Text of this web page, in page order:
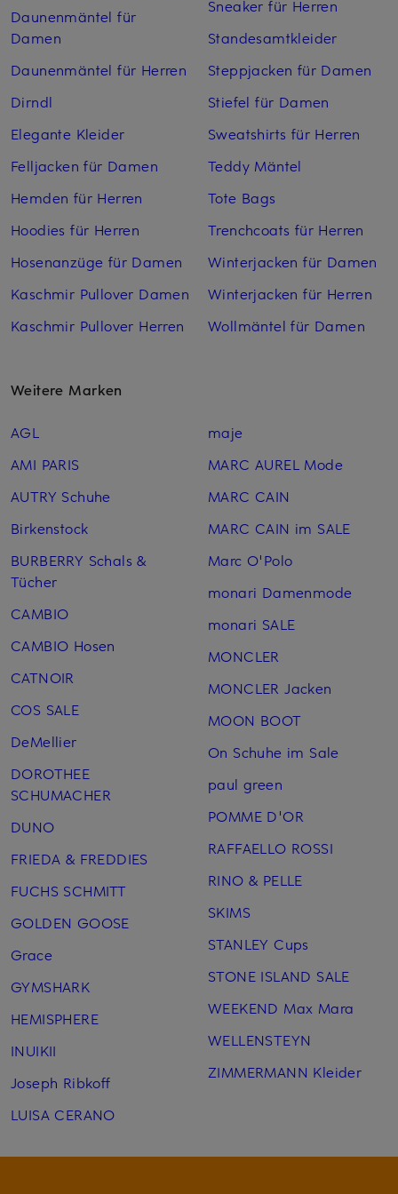
Daunenmäntel für
Damen
Daunenmäntel für Herren
Dirndl
Elegante Kleider
Felljacken für Damen
Hemden für Herren
Hoodies für Herren
Hosenanzüge für Damen
Kaschmir Pullover Damen
Kaschmir Pullover Herren
Sneaker für Herren
Standesamtkleider
Steppjacken für Damen
Stiefel für Damen
Sweatshirts für Herren
Teddy Mäntel
Tote Bags
Trenchcoats für Herren
Winterjacken für Damen
Winterjacken für Herren
Wollmäntel für Damen
Weitere Marken
AGL
AMI PARIS
AUTRY Schuhe
Birkenstock
BURBERRY Schals &
Tücher
CAMBIO
CAMBIO Hosen
CATNOIR
COS SALE
DeMellier
DOROTHEE
SCHUMACHER
DUNO
FRIEDA & FREDDIES
FUCHS SCHMITT
GOLDEN GOOSE
Grace
GYMSHARK
HEMISPHERE
INUIKII
Joseph Ribkoff
LUISA CERANO
maje
MARC AUREL Mode
MARC CAIN
MARC CAIN im SALE
Marc O'Polo
monari Damenmode
monari SALE
MONCLER
MONCLER Jacken
MOON BOOT
On Schuhe im Sale
paul green
POMME D'OR
RAFFAELLO ROSSI
RINO & PELLE
SKIMS
STANLEY Cups
STONE ISLAND SALE
WEEKEND Max Mara
WELLENSTEYN
ZIMMERMANN Kleider